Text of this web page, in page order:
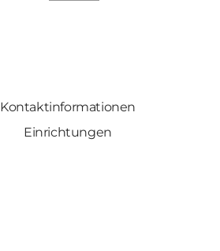
Kontaktinformationen
Einrichtungen